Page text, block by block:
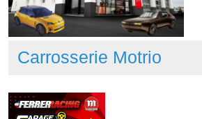
Carrosserie Motrio